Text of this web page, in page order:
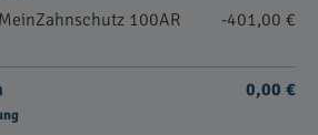
100AR
-401,00 €
0,00 €